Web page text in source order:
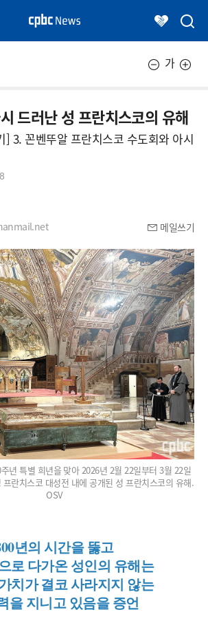
가
드러난 성 프란치스코의 유해
] 3. 꼰벤뚜알 프란치스코 수도회와 아시
메일쓰기
년 특별 희년을 맞아 2026년 2월 22일부터 3월 22일
란치스코 대성전 내에 공개된 성 프란치스코의 유해.
OSV
년의 시간을 뚫고
로 다가온 성인의 유해는
치가 결코 사라지지 않는
을 지니고 있음을 증언